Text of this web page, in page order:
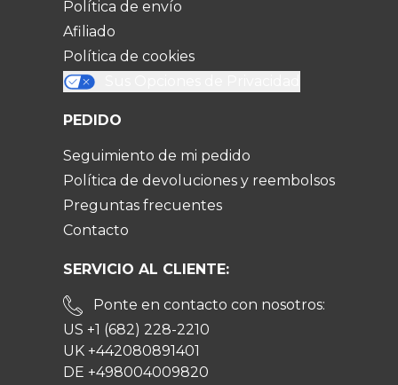
Política de envío
Afiliado
Política de cookies
PEDIDO
Seguimiento de mi pedido
Política de devoluciones y reembolsos
Preguntas frecuentes
Contacto
SERVICIO AL CLIENTE:
Ponte en contacto con nosotros:
US +1 (682) 228-2210
UK +442080891401
DE +498004009820